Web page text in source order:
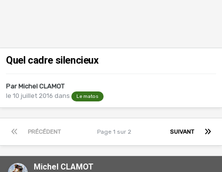
Quel cadre silencieux
Par Michel CLAMOT
le 10 juillet 2016 dans Le matos
PRÉCÉDENT SUIVANT
Page 1 sur 2
Michel CLAMOT